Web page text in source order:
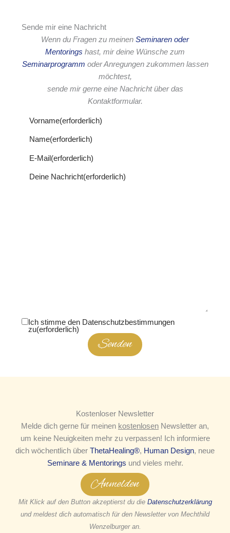
Sende mir eine Nachricht
Wenn du Fragen zu meinen Seminaren oder
Mentorings hast, mir deine Wünsche zum
Seminarprogramm oder Anregungen zukommen lassen
möchtest,
sende mir gerne eine Nachricht über das
Kontaktformular.
Vorname(erforderlich)
Name(erforderlich)
E-Mail (erforderlich)
Deine Nachricht(erforderlich)
Ich stimme den Datenschutzbestimmungen
zu(erforderlich)
Senden
Kostenloser Newsletter
Melde dich gerne für meinen kostenlosen Newsletter an,
um keine Neuigkeiten mehr zu verpassen! Ich informiere
dich wöchentlich über ThetaHealing®, Human Design, neue
Seminare & Mentorings und vieles mehr.
Anmelden
Mit Klick auf den Button akzeptierst du die Datenschutzerklärung
und meldest dich automatisch für den Newsletter von Mechthild
Wenzelburger an.